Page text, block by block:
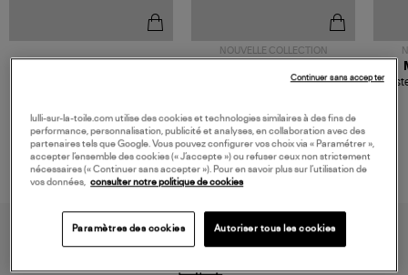
NOUVELLE COLLECTION
Mocassins Killian Sport
lulli-sur-la-toile.com utilise des cookies et technologies similaires à des fins de
performance, personnalisation, publicité et analyses, en collaboration avec des
partenaires tels que Google. Vous pouvez configurer vos choix via « Paramétrer »,
accepter l’ensemble des cookies (« J’accepte ») ou refuser ceux non strictement
nécessaires (« Continuer sans accepter »). Pour en savoir plus sur l’utilisation de
vos données,
consulter notre politique de cookies
Paramètres des cookies Autoriser tous les cookies
Continuer sans accepter